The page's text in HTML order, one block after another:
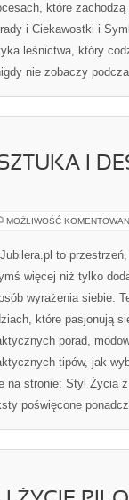
które
i Ciekawostki i
leśnictwa, który
nie zobaczy
I
MOŻLIWOŚĆ
to
więcej niż tylko
wyrażenia siebie.
które pasjonują
porad,
tipów, jak
na stronie: Styl Życia
poświęcone